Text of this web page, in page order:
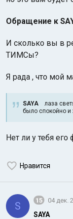
Обращение к
И сколько вы в
ТИМСы?
Я рада , что мой
SAYA лаза
было спокойно и
Нет ли у тебя его
Нравится
S 15 04 дек.
SAYA